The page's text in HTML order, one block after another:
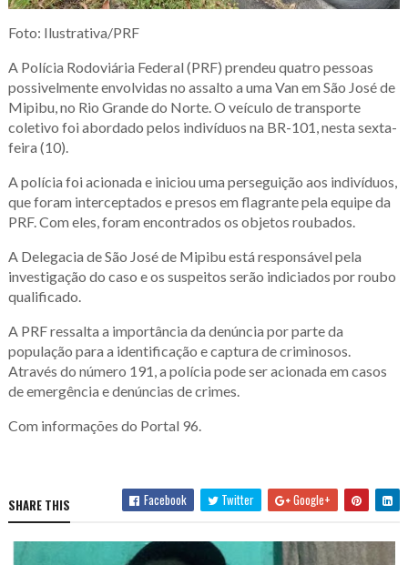
Foto: Ilustrativa/PRF
A Polícia Rodoviária Federal (PRF) prendeu quatro pessoas
possivelmente envolvidas no assalto a uma Van em São José de
Mipibu, no Rio Grande do Norte. O veículo de transporte
coletivo foi abordado pelos indivíduos na BR-101, nesta sexta-
feira (10).
A polícia foi acionada e iniciou uma perseguição aos indivíduos,
que foram interceptados e presos em flagrante pela equipe da
PRF. Com eles, foram encontrados os objetos roubados.
A Delegacia de São José de Mipibu está responsável pela
investigação do caso e os suspeitos serão indiciados por roubo
qualificado.
A PRF ressalta a importância da denúncia por parte da
população para a identificação e captura de criminosos.
Através do número 191, a polícia pode ser acionada em casos
de emergência e denúncias de crimes.
Com informações do Portal 96.
SHARE THIS Facebook Twitter Google+